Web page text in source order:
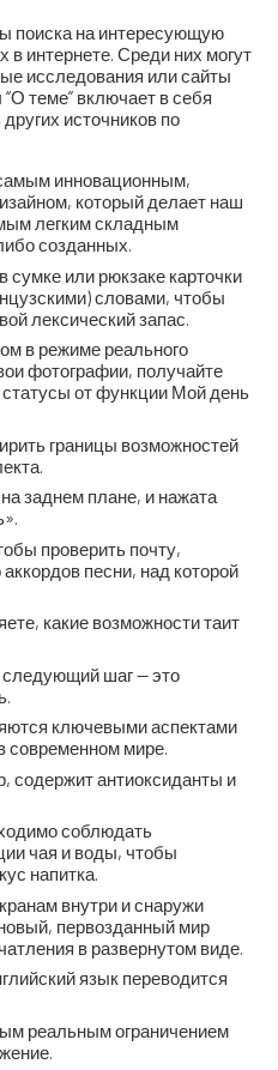
поиска на интересующую
в интернете. Среди них могут
исследования или сайты
теме” включает в себя
источников по
инновационным,
который делает наш
легким складным
созданных.
сумке или рюкзаке карточки
словами, чтобы
лексический запас.
в режиме реального
фотографии, получайте
от функции Мой день
границы возможностей
заднем плане, и нажата
проверить почту,
песни, над которой
какие возможности таит
шаг — это
ключевыми аспектами
современном мире.
содержит антиоксиданты и
соблюдать
чая и воды, чтобы
напитка.
внутри и снаружи
первозданный мир
в развернутом виде.
язык переводится
реальным ограничением